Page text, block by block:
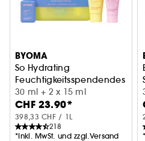
BYOMA
So Hydrating
Feuchtigkeitsspendendes
30 ml + 2 x 15 ml
CHF 23.90*
398,33 CHF / 1L
218
*Inkl. MwSt. und zzgl.Versand